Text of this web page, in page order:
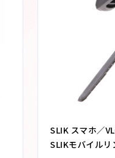
SLIK スマホ／
SLIKモバイルリ